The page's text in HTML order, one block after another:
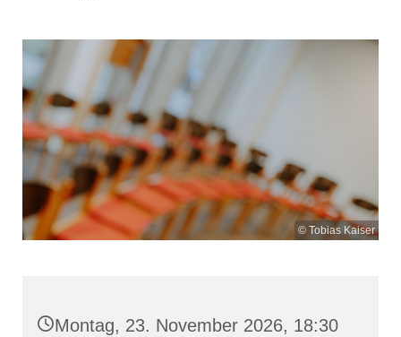
© Tobias Kaiser
Montag, 23. November 2026, 18:30